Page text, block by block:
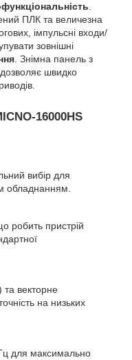
.
ПЛК та величезна
імпульсні входи/
зовнішні
. Знімна панель з
швидко
16000HS
вибір для
обладнанням.
робить пристрій
та векторне
на низьких
для максимально